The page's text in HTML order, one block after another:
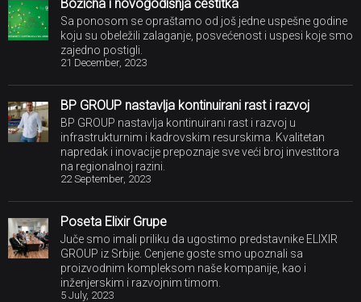
Božićna i novogodišnja čestitka
Sa ponosom se opraštamo od još jedne uspešne godine
koju su obeležili zalaganje, posvećenost i uspesi koje smo
zajedno postigli.
21 December, 2023
BP GROUP nastavlja kontinuirani rast i razvoj
BP GROUP nastavlja kontinuirani rast i razvoj u
infrastrukturnim i kadrovskim resurskima. Kvalitetan
napredak i inovacije prepoznaje sve veći broj investitora
na regionalnoj razini.
22 September, 2023
Poseta Elixir Grupe
Juče smo imali priliku da ugostimo predstavnike ELIXIR
GROUP iz Srbije. Cenjene goste smo upoznali sa
proizvodnim kompleksom naše kompanije, kao i
inženjerskim i razvojnim timom.
5 July, 2023